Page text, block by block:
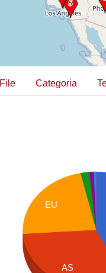
File Categoria
EU
AS